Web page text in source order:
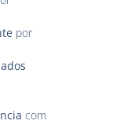
por
com